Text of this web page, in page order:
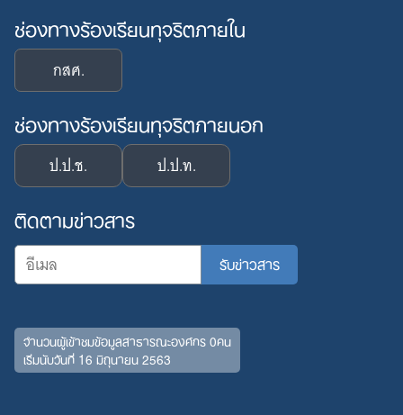
Search
for:
ช่องทางร้องเรียนทุจริตภายใน
กสศ.
ช่องทางร้องเรียนทุจริตภายนอก
ป.ป.ช. ป.ป.ท.
ติดตามข่าวสาร
จำนวนผู้เข้าชมข้อมูลสาธารณะองค์กร 0คน
เริ่มนับวันที่ 16 มิถุนายน 2563